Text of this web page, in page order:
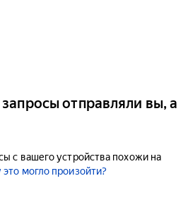
отправляли вы, а
с вашего устройства похожи на
могло произойти?